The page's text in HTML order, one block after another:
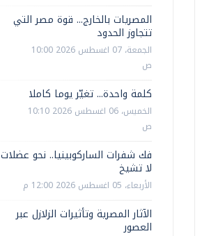
المصريات بالخارج... قوة مصر التي
تتجاوز الحدود
الجمعة، 07 اغسطس 2026 10:00
ص
كلمة واحدة... تغيّر يوما كاملا
الخميس، 06 اغسطس 2026 10:10
ص
فك شفرات الساركوبينيا.. نحو عضلات
لا تشيخ
الأربعاء، 05 اغسطس 2026 12:00 م
الآثار المصرية وتأثيرات الزلازل عبر
العصور